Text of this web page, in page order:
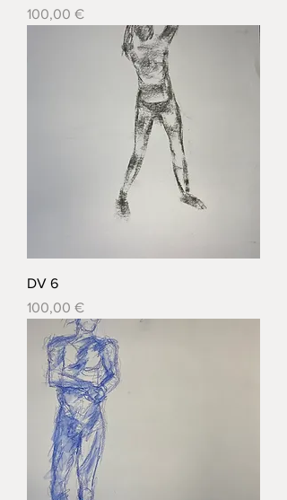
Prix
100,00 €
DV 6
Prix
100,00 €